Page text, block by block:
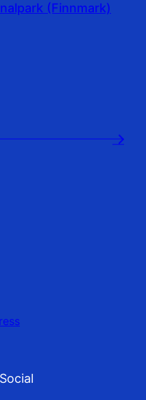
(Finnmark)
→
Social